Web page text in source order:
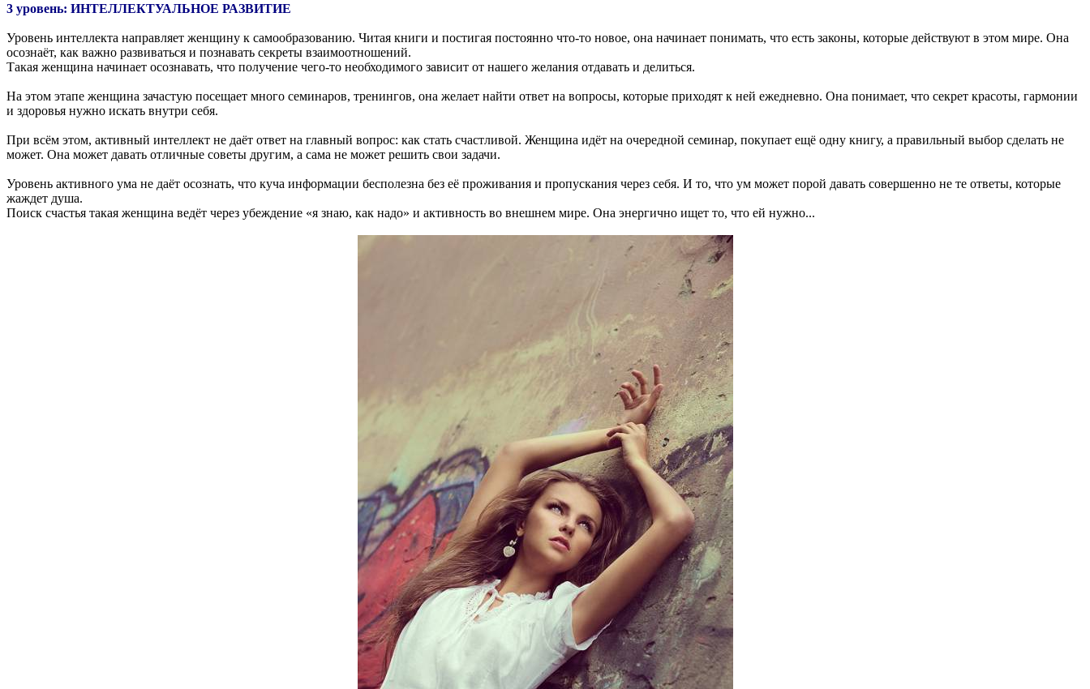
3 уровень: ИНТЕЛЛЕКТУАЛЬНОЕ РАЗВИТИЕ
Уровень интеллекта направляет женщину к самообразованию. Читая книги и постигая постоянно что-то новое, она начинает понимать, что есть законы, которые действуют в этом мире. Она
осознаёт, как важно развиваться и познавать секреты взаимоотношений.
Такая женщина начинает осознавать, что получение чего-то необходимого зависит от нашего желания отдавать и делиться.
На этом этапе женщина зачастую посещает много семинаров, тренингов, она желает найти ответ на вопросы, которые приходят к ней ежедневно. Она понимает, что секрет красоты, гармонии
и здоровья нужно искать внутри себя.
При всём этом, активный интеллект не даёт ответ на главный вопрос: как стать счастливой. Женщина идёт на очередной семинар, покупает ещё одну книгу, а правильный выбор сделать не
может. Она может давать отличные советы другим, а сама не может решить свои задачи.
Уровень активного ума не даёт осознать, что куча информации бесполезна без её проживания и пропускания через себя. И то, что ум может порой давать совершенно не те ответы, которые
жаждет душа.
Поиск счастья такая женщина ведёт через убеждение «я знаю, как надо» и активность во внешнем мире. Она энергично ищет то, что ей нужно...